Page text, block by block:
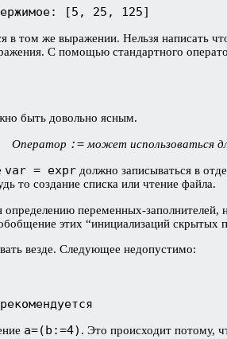
[5, 25, 125]
в том же выражении. Нельзя написать
С помощью стандартного
быть довольно ясным.
Оператор := может использоваться
var = expr должно записываться в
то создание списка или чтение файла.
определению переменных-заполнителей,
этих “инициализаций скрытых
везде. Следующее недопустимо:
a=(b:=4) . Это происходит потому,